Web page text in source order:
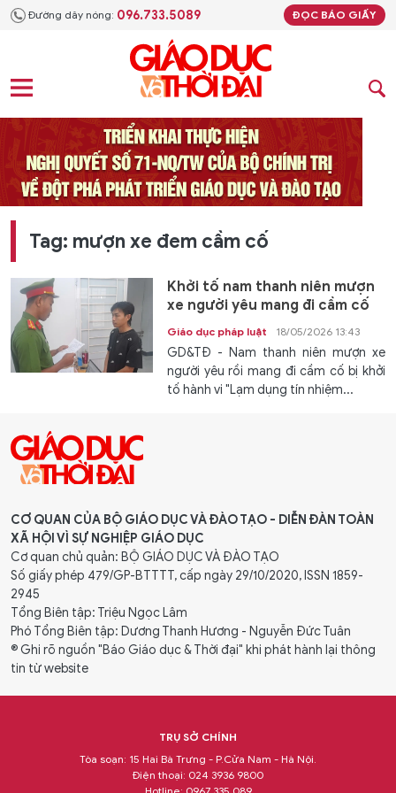
Đường dây nóng: 096.733.5089 ĐỌC BÁO GIẤY
Tag: mượn xe đem cầm cố
Khởi tố nam thanh niên mượn
xe người yêu mang đi cầm cố
Giáo dục pháp luật 18/05/2026 13:43
GD&TĐ - Nam thanh niên mượn xe
người yêu rồi mang đi cầm cố bị khởi
tố hành vi "Lạm dụng tín nhiệm...
CƠ QUAN CỦA BỘ GIÁO DỤC VÀ ĐÀO TẠO - DIỄN ĐÀN TOÀN
XÃ HỘI VÌ SỰ NGHIỆP GIÁO DỤC
Cơ quan chủ quản: BỘ GIÁO DỤC VÀ ĐÀO TẠO
Số giấy phép 479/GP-BTTTT, cấp ngày 29/10/2020, ISSN 1859-
2945
Tổng Biên tập: Triệu Ngọc Lâm
Phó Tổng Biên tập: Dương Thanh Hương - Nguyễn Đức Tuân
® Ghi rõ nguồn "Báo Giáo dục & Thời đại" khi phát hành lại thông
tin từ website
TRỤ SỞ CHÍNH
Tòa soạn: 15 Hai Bà Trưng - P.Cửa Nam - Hà Nội.
Điện thoại: 024 3936 9800